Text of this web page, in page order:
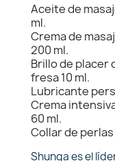
Aceite de
ml.
Crema de
200 ml.
Brillo de placer
fresa 10 ml.
Lubricante
Crema
60 ml.
Collar de
Shunga es el